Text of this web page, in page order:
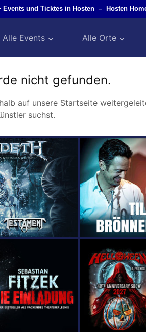
Events und Ticktes in Hosten – Hosten